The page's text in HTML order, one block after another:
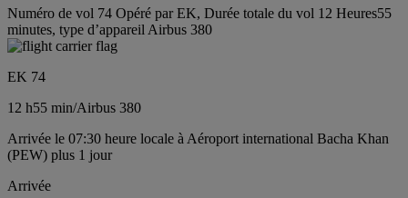
Numéro de vol 74 Opéré par EK, Durée totale du vol 12 Heures55
minutes, type d’appareil Airbus 380
EK 74
12 h55 min/Airbus 380
Arrivée le 07:30 heure locale à Aéroport international Bacha Khan
(PEW) plus 1 jour
Arrivée